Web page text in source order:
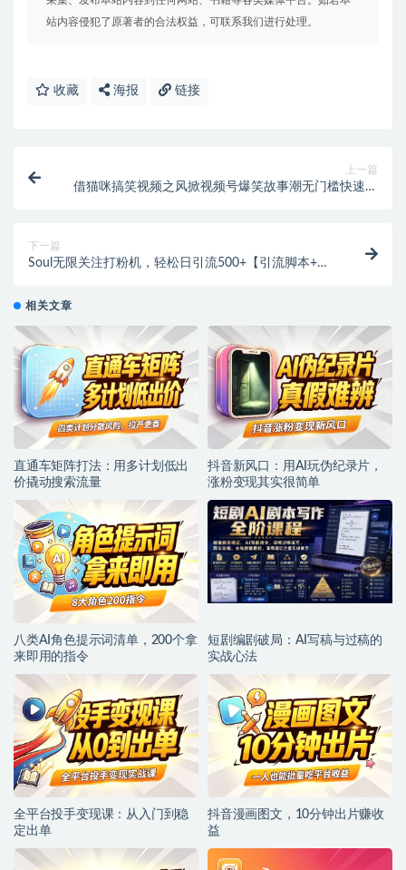
站内容侵犯了原著者的合法权益，可联系我们进行处理。
收藏 海报 链接
上一篇
借猫咪搞笑视频之风掀视频号爆笑故事潮无门槛快速入
下一篇
Soul无限关注打粉机，轻松日引流500+【引流脚本+使
相关文章
直通车矩阵打法：用多计划低出
价撬动搜索流量
抖音新风口：用AI玩伪纪录片，
涨粉变现其实很简单
八类AI角色提示词清单，200个拿
来即用的指令
短剧编剧破局：AI写稿与过稿的
实战心法
全平台投手变现课：从入门到稳
定出单
抖音漫画图文，10分钟出片赚收
益